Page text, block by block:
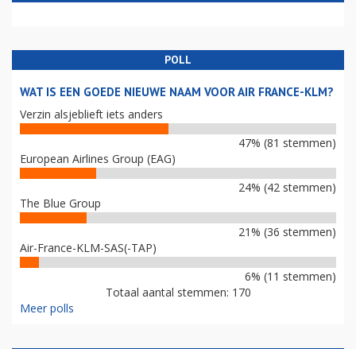
POLL
WAT IS EEN GOEDE NIEUWE NAAM VOOR AIR FRANCE-KLM?
Verzin alsjeblieft iets anders
47% (81 stemmen)
European Airlines Group (EAG)
24% (42 stemmen)
The Blue Group
21% (36 stemmen)
Air-France-KLM-SAS(-TAP)
6% (11 stemmen)
Totaal aantal stemmen: 170
Meer polls